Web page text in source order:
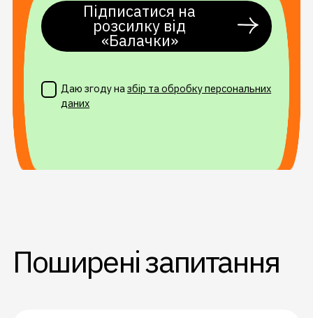
Підписатися на
розсилку від
«Балачки»
Даю згоду назбір та обробку персональних
даних
Поширені запитання